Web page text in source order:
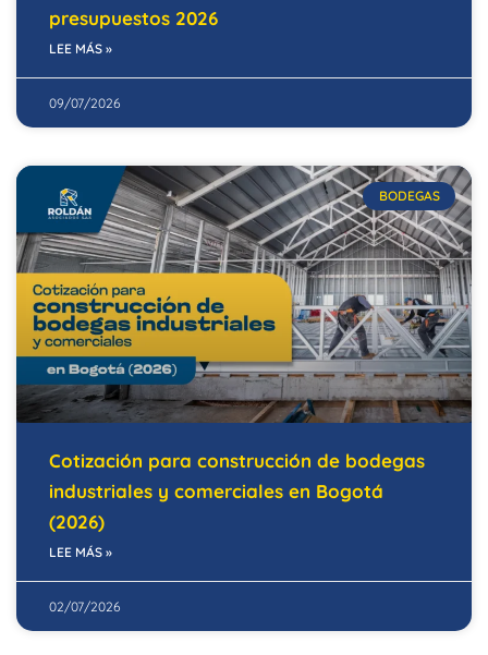
presupuestos 2026
LEE MÁS »
09/07/2026
BODEGAS
Cotización para construcción de bodegas
industriales y comerciales en Bogotá
(2026)
LEE MÁS »
02/07/2026